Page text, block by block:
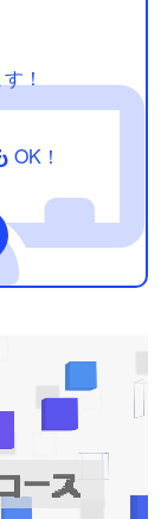
！
OK！